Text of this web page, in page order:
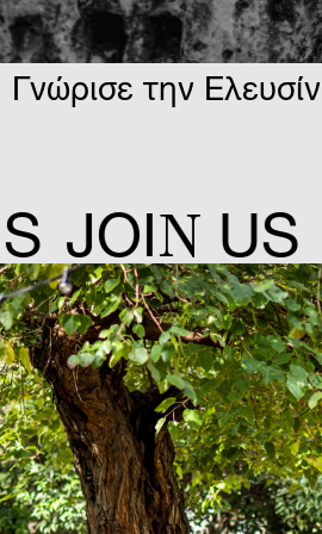
Γνώρισε την
JOINUS